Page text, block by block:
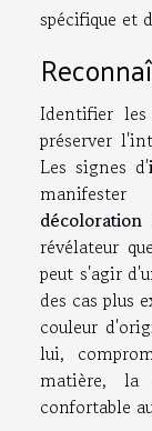
spécifique et
Identifier
préserver
Les signes d'
révélateur
peut s'agir
des cas plus
couleur
lui,
matière, la
confortable